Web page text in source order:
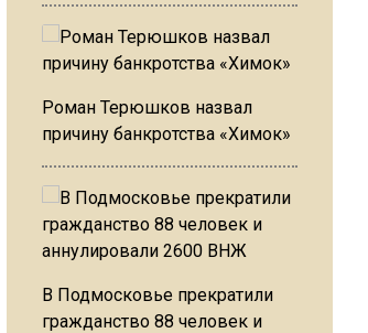
Роман Терюшков назвал
причину банкротства «Химок»
В Подмосковье прекратили
гражданство 88 человек и